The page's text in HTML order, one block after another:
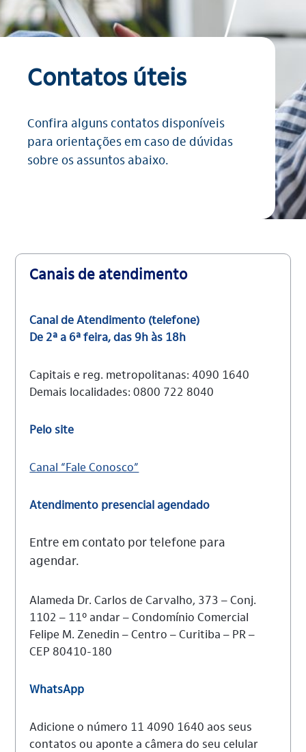
Contatos úteis
Confira alguns contatos disponíveis
para orientações em caso de dúvidas
sobre os assuntos abaixo.
Canais de atendimento
Canal de Atendimento (telefone)
De 2ª a 6ª feira, das 9h às 18h
Capitais e reg. metropolitanas: 4090 1640
Demais localidades: 0800 722 8040
Pelo site
Canal “Fale Conosco”
Atendimento presencial agendado
Entre em contato por telefone para
agendar.
Alameda Dr. Carlos de Carvalho, 373 – Conj.
1102 – 11º andar – Condomínio Comercial
Felipe M. Zenedin – Centro – Curitiba – PR –
CEP 80410-180
WhatsApp
Adicione o número 11 4090 1640 aos seus
contatos ou aponte a câmera do seu celular